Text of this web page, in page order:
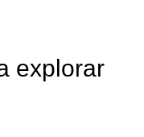
explorar